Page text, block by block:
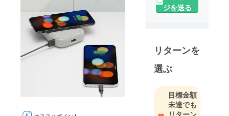
会社を設立
入し、業務
を拡大しま
した。
2018年、ク
ラウドファ
ンディング
ジを送る
リターンを
選ぶ
目標金額
未達でも
リターン